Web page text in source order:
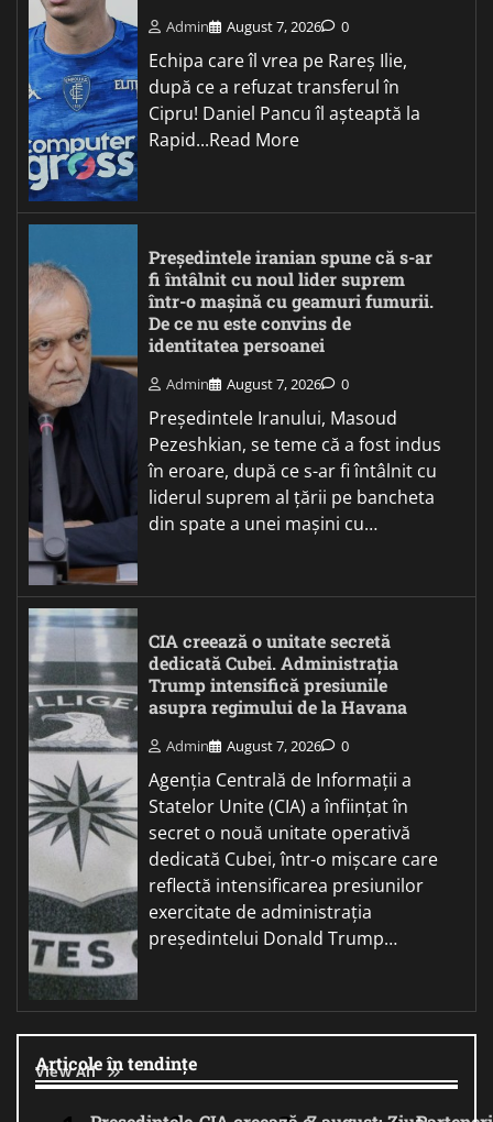
Admin August 7, 2026 0
Echipa care îl vrea pe Rareș Ilie,
după ce a refuzat transferul în
Cipru! Daniel Pancu îl așteaptă la
Rapid...Read More
Președintele iranian spune că s-ar
fi întâlnit cu noul lider suprem
într-o mașină cu geamuri fumurii.
De ce nu este convins de
identitatea persoanei
Admin August 7, 2026 0
Președintele Iranului, Masoud
Pezeshkian, se teme că a fost indus
în eroare, după ce s-ar fi întâlnit cu
liderul suprem al țării pe bancheta
din spate a unei mașini cu…
CIA creează o unitate secretă
dedicată Cubei. Administrația
Trump intensifică presiunile
asupra regimului de la Havana
Admin August 7, 2026 0
Agenția Centrală de Informații a
Statelor Unite (CIA) a înființat în
secret o nouă unitate operativă
dedicată Cubei, într-o mișcare care
reflectă intensificarea presiunilor
exercitate de administrația
președintelui Donald Trump…
Articole în tendințe
View All